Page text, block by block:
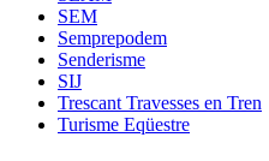
SEM
Semprepodem
Senderisme
SIJ
Trescant Travesses en Tren
Turisme Eqüestre